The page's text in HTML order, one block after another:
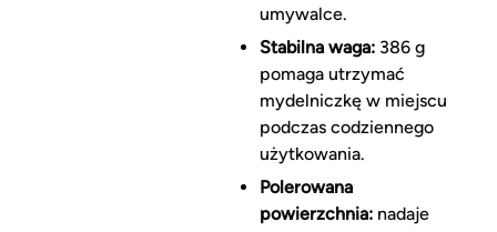
umywalce.
Stabilna waga:386 g
pomaga utrzymać
mydelniczkę w miejscu
podczas codziennego
użytkowania.
Polerowana
powierzchnia:nadaje